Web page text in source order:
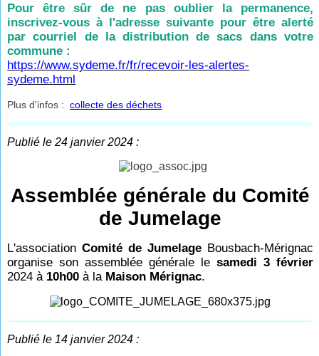
Pour être sûr de ne pas oublier la permanence,
inscrivez-vous à l'adresse suivante pour être alerté
par courriel de la distribution de sacs dans votre
commune :
https://www.sydeme.fr/fr/recevoir-les-alertes-
sydeme.html
Plus d'infos :collecte des déchets
Publié le 24 janvier 2024 :
Assemblée générale du Comité
de Jumelage
L'associationComité de JumelageBousbach-Mérignac
organise son assemblée générale le samedi 3 février
2024 à 10h00 à la Maison Mérignac.
Publié le 14 janvier 2024 :